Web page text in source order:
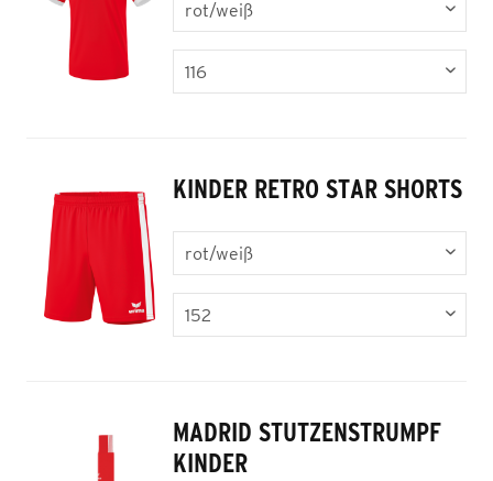
KINDER RETRO STAR SHORTS
MADRID STUTZENSTRUMPF
KINDER